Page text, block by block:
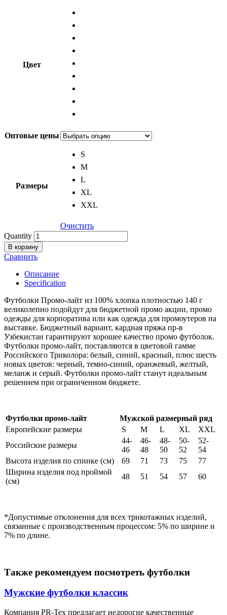
Цвет
Оптовые цены
Размеры
S
M
L
XL
XXL
Очистить
Quantity
В корзину
Сравнить
Описание
Specification
Футболки Промо-лайт из 100% хлопка плотностью 140 г
великолепно подойдут для бюджетной промо акции, промо
одежды для корпоратива или как одежда для промоутеров на
выставке. Бюджетный вариант, кардная пряжа пр-в
Узбекистан гарантируют хорошее качество промо футболок.
Футболки промо-лайт, поставляются в цветовой гамме
Российского Триколора: белый, синий, красный, плюс шесть
новых цветов: черный, темно-синий, оранжевый, желтый,
меланж и серый. Футболки промо-лайт станут идеальным
решением при ограниченном бюджете.
Футболки промо-лайт
Мужской размерный ряд
Европейские размеры
S M L XL
XXL
Российские размеры
44-
46
46-
48
48-
50
50-
52
52-
54
Высота изделия по спинке (см)
69 71 73 75
77
Ширина изделия под проймой
(см)
48 51 54 57 60
*Допустимые отклонения для всех трикотажных изделий,
связанные с производственным процессом: 5% по ширине и
7% по длине.
Также рекомендуем посмотреть футболки
Мужские футболки классик
Компания PR-Tex предлагает недорогие качественные